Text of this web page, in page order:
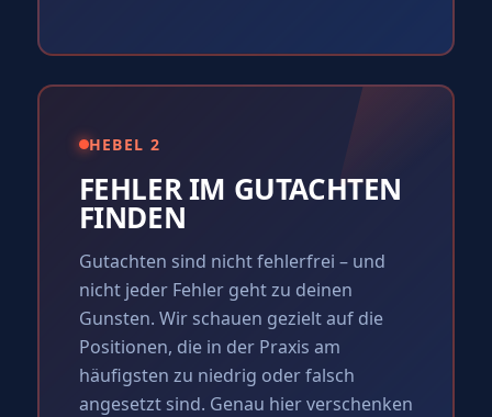
HEBEL 2
FEHLER IM GUTACHTEN
FINDEN
Gutachten sind nicht fehlerfrei – und
nicht jeder Fehler geht zu deinen
Gunsten. Wir schauen gezielt auf die
Positionen, die in der Praxis am
häufigsten zu niedrig oder falsch
angesetzt sind. Genau hier verschenken